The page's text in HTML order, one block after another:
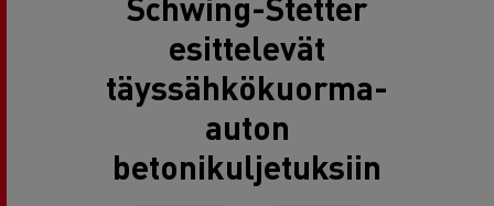
esittelevät
täyssähkökuorma-
auton
betonikuljetuksiin